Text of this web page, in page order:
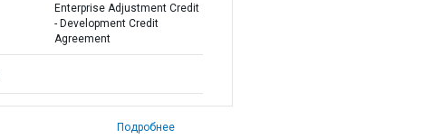
Enterprise Adjustment Credit
- Development Credit
Agreement
Подробнее